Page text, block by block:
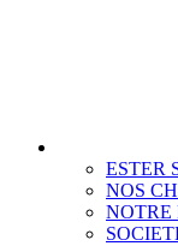
ESTER
NOS
NOTRE